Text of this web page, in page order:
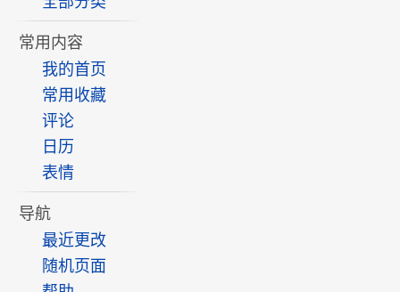
常用内容
我的首页
常用收藏
评论
日历
表情
导航
最近更改
随机页面